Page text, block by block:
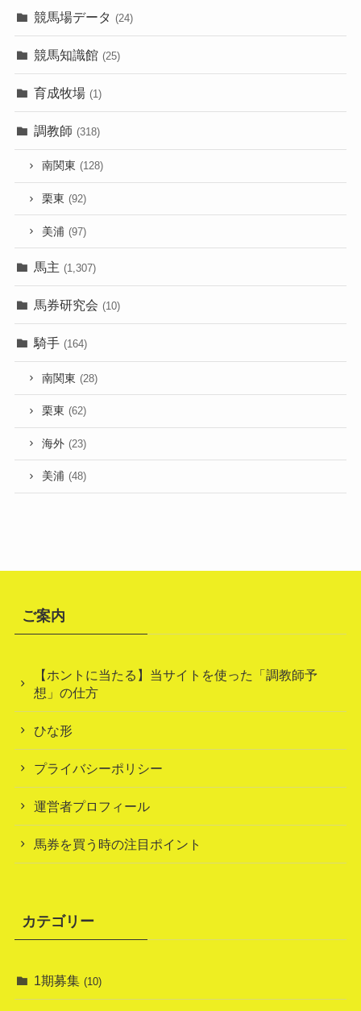
競馬場データ (24)
競馬知識館 (25)
育成牧場 (1)
調教師 (318)
南関東 (128)
栗東 (92)
美浦 (97)
馬主 (1,307)
馬券研究会 (10)
騎手 (164)
南関東 (28)
栗東 (62)
海外 (23)
美浦 (48)
ご案内
【ホントに当たる】当サイトを使った「調教師予
想」の仕方
ひな形
プライバシーポリシー
運営者プロフィール
馬券を買う時の注目ポイント
カテゴリー
1期募集 (10)